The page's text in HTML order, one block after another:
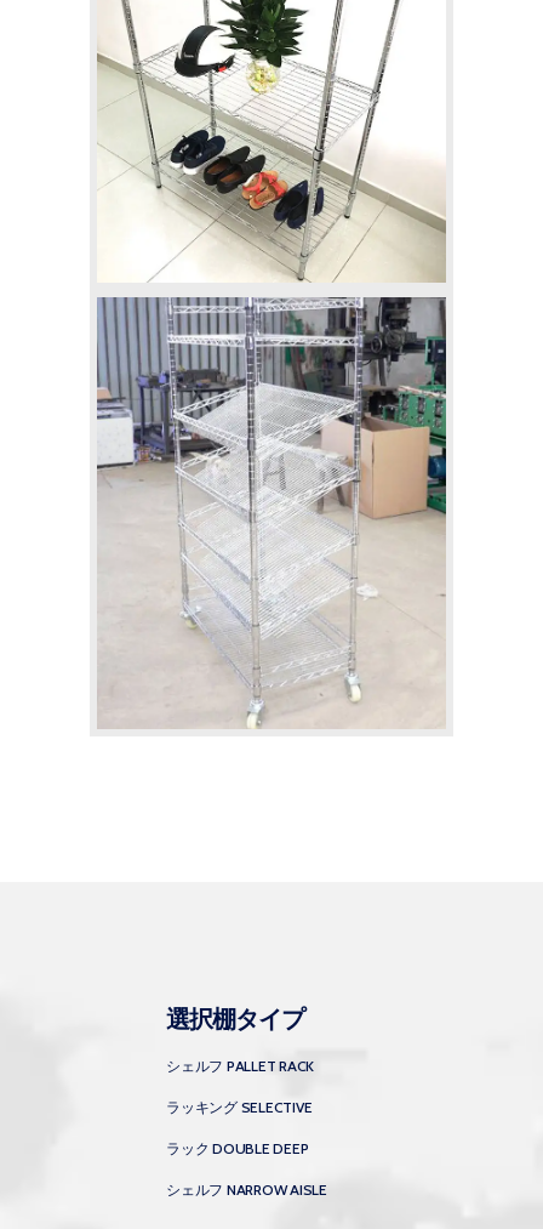
選択棚タイプ
シェルフ PALLET RACK
ラッキング SELECTIVE
ラック DOUBLE DEEP
シェルフ NARROW AISLE